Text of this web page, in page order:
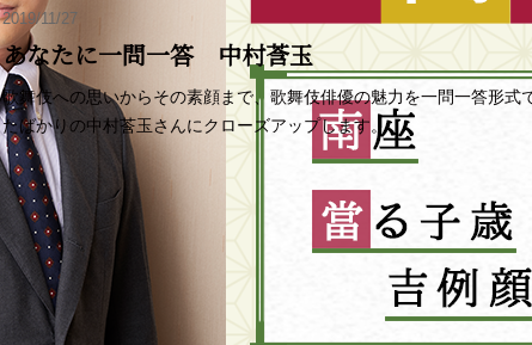
2019/11/27
あなたに一問一答 中村莟玉
歌舞伎への思いからその素顔まで、歌舞伎俳優の魅力を一問一答形式
たばかりの中村莟玉さんにクローズアップします。